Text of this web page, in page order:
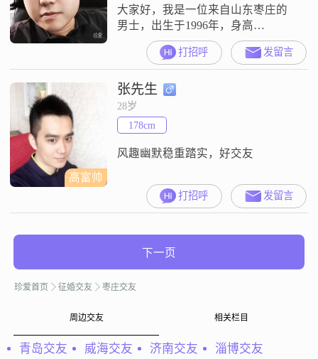
适应社会的变化。我的性格乐观积
极
大家好，我是一位来自山东枣庄的
男士，出生于1996年，身高
180cm##3002##我是未婚带娃
##3002####3002##我拥有大专学
历，在这个快速发展的社会中，我
始终保持着学习的热情，不断提升
自己##3002##性格方面，我稳重可
靠，自信果断，有很强的责任感和
担当精神##3002##我外向健谈，善
于与人沟通，总
打招呼 发留言
高富帅
张先生
28岁
178cm
风趣幽默稳重踏实，好交友
打招呼 发留言
下一页
珍爱首页 征婚交友 枣庄交友
周边交友 相关栏目
青岛交友 威海交友 济南交友 淄博交友